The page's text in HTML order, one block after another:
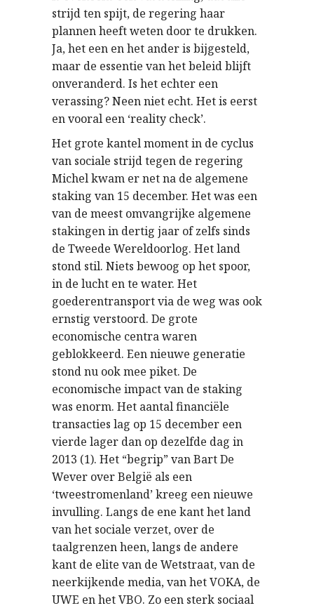
strijd ten spijt, de regering haar
plannen heeft weten door te drukken.
Ja, het een en het ander is bijgesteld,
maar de essentie van het beleid blijft
onveranderd. Is het echter een
verassing? Neen niet echt. Het is eerst
en vooral een ‘reality check’.
Het grote kantel moment in de cyclus
van sociale strijd tegen de regering
Michel kwam er net na de algemene
staking van 15 december. Het was een
van de meest omvangrijke algemene
stakingen in dertig jaar of zelfs sinds
de Tweede Wereldoorlog. Het land
stond stil. Niets bewoog op het spoor,
in de lucht en te water. Het
goederentransport via de weg was ook
ernstig verstoord. De grote
economische centra waren
geblokkeerd. Een nieuwe generatie
stond nu ook mee piket. De
economische impact van de staking
was enorm. Het aantal financiële
transacties lag op 15 december een
vierde lager dan op dezelfde dag in
2013 (1). Het “begrip” van Bart De
Wever over België als een
‘tweestromenland’ kreeg een nieuwe
invulling. Langs de ene kant het land
van het sociale verzet, over de
taalgrenzen heen, langs de andere
kant de elite van de Wetstraat, van de
neerkijkende media, van het VOKA, de
UWE en het VBO. Zo een sterk sociaal